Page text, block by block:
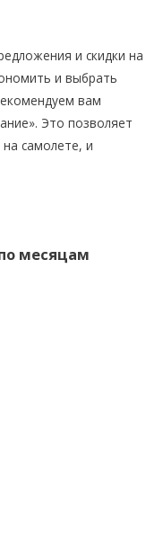
и скидки на
и выбрать
вам
Это позволяет
самолете, и
месяцам